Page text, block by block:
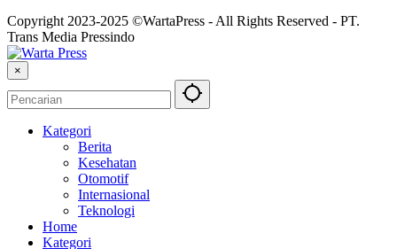
Copyright 2023-2025 ©WartaPress - All Rights Reserved - PT.
Trans Media Pressindo
×
Kategori
Berita
Kesehatan
Otomotif
Internasional
Teknologi
Home
Kategori